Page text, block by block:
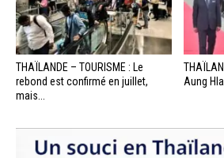
THAÏLANDE – TOURISME : Le
rebond est confirmé en juillet,
mais...
Aung